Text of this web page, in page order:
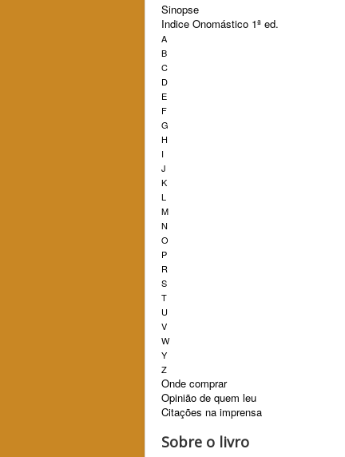
Sinopse
Indice Onomástico 1ª ed.
A
B
C
D
E
F
G
H
I
J
K
L
M
N
O
P
R
S
T
U
V
W
Y
Z
Onde comprar
Opinião de quem leu
Citações na imprensa
Sobre o livro